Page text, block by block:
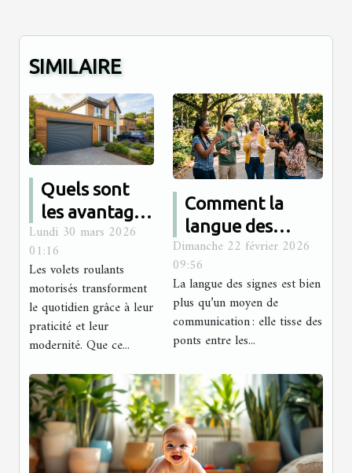
SIMILAIRE
Quels sont
les avantages
des volets
roulants
motorisés ?
Lundi 30 mars 2026
01:16
Les volets roulants
motorisés transforment
le quotidien grâce à leur
praticité et leur
modernité. Que ce...
Comment la
langue des
signes renforce-
t-elle les liens
communautaires
?
Dimanche 22 février 2026
09:56
La langue des signes est bien
plus qu’un moyen de
communication : elle tisse des
ponts entre les...